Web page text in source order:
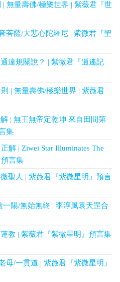
| 無量壽佛/極樂世界 | 紫薇君『世
菩薩/大悲心陀羅尼 | 紫微君『聖
違規關說？ | 紫微君『逍遙記
| 無量壽佛/極樂世界 | 紫薇君
| 無王無帝定乾坤 來自田間第
集
解 | Ziwei Star Illuminates The
言集
聖人 | 紫薇君『紫微星明』預言
陽/無始無終 | 李淳風袁天罡合
教 | 紫薇君『紫微星明』預言集
母/一貫道 | 紫薇君『紫微星明』